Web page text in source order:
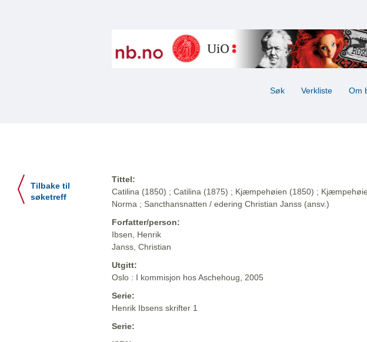
Søk Verkliste Om
Tilbake til
søketreff
Tittel:
Catilina (1850) ; Catilina (1875) ; Kjæmpehøien (1850) ;
Norma ; Sancthansnatten / edering Christian Janss (ansv.)
Forfatter/person:
Ibsen, Henrik
Janss, Christian
Utgitt:
Oslo : I kommisjon hos Aschehoug, 2005
Serie:
Henrik Ibsens skrifter 1
Serie: